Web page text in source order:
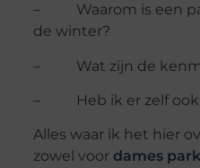
– Waarom is een
de winter?
– Wat zijn de
– Heb ik er zelf ook
Alles waar ik het hier
zowel voor dames